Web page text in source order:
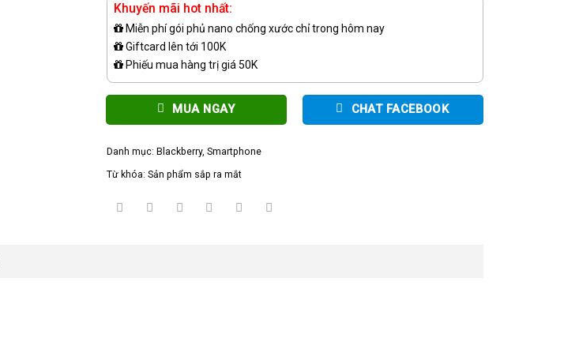
Khuyến mãi hot nhất:
Miễn phí gói phủ nano chống xước chỉ trong hôm nay
Giftcard lên tới 100K
Phiếu mua hàng trị giá 50K
MUA NGAY CHAT FACEBOOK
Danh mục: Blackberry, Smartphone
Từ khóa: Sản phẩm sắp ra mắt